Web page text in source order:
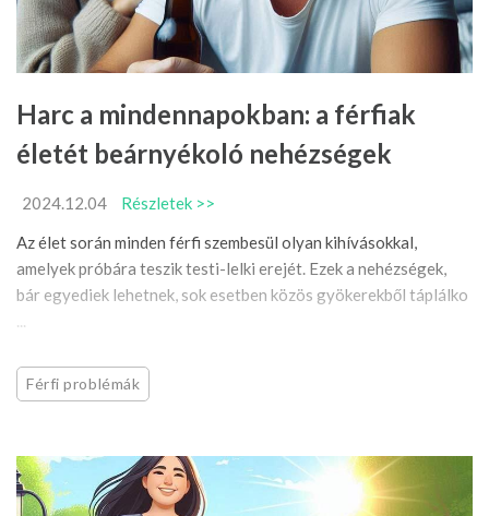
Harc a mindennapokban: a férfiak
életét beárnyékoló nehézségek
2024.12.04
Részletek >>
Az élet során minden férfi szembesül olyan kihívásokkal,
amelyek próbára teszik testi-lelki erejét. Ezek a nehézségek,
bár egyediek lehetnek, sok esetben közös gyökerekből táplálko
...
Férfi problémák